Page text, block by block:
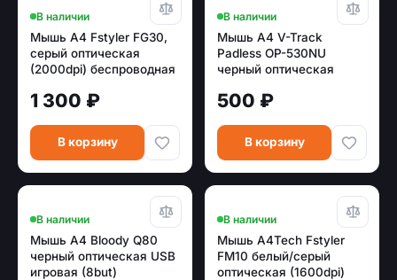
В наличии
Мышь A4 Fstyler FG30,
серый оптическая
(2000dpi) беспроводная
1 300 ₽
В корзину
В наличии
Мышь A4 V-Track
Padless OP-530NU
черный оптическая
500 ₽
В корзину
В наличии
Мышь A4 Bloody Q80
черный оптическая USB
игровая (8but)
В наличии
Мышь A4Tech Fstyler
FM10 белый/серый
оптическая (1600dpi)